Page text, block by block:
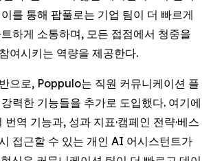
를 통해 팝풀로는 기업 팀이 더 빠르게
하게 소통하며, 모든 접점에서 청중을
여시키는 역량을 제공한다.
으로, Poppulo는 직원 커뮤니케이션 플
력한 기능들을 추가로 도입했다. 여기에
역 기능과, 성과 지표·캠페인 전략·베스
접근할 수 있는 개인 AI 어시스턴트가